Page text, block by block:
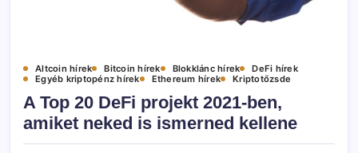
Altcoin hírek Bitcoin hírek Blokklánc hírek
DeFi hírek
Egyéb kriptopénz hírek
Ethereum hírek Kriptotőzsde
A Top 20 DeFi projekt 2021-ben,
amiket neked is ismerned kellene